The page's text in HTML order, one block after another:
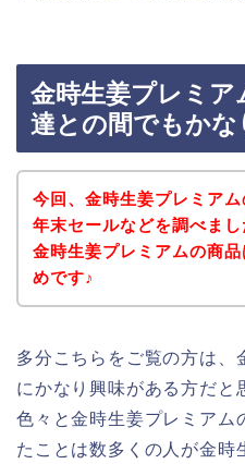
金時生姜プレミア
達との間でもかな
今回、金時生姜プレミア
年末セールなどを調べま
金時生姜プレミアムの商
めです♪
多分こちらをご覧の方は、
にかなり興味がある方だと
色々と金時生姜プレミアム
たことは数多くの人が金時